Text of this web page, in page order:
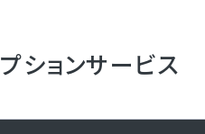
ションサービス